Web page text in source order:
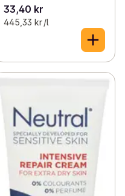
33,40 kr
445,33 kr /l